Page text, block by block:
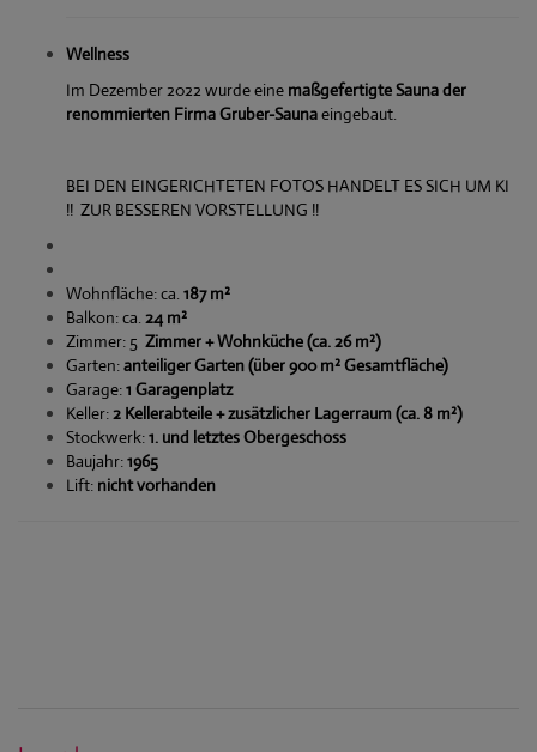
Wellness
Im Dezember 2022 wurde eine maßgefertigte Sauna der
renommierten Firma Gruber-Saunaeingebaut.
BEI DEN EINGERICHTETEN FOTOS HANDELT ES SICH UM KI
!! ZUR BESSEREN VORSTELLUNG !!
Wohnfläche: ca. 187 m²
Balkon: ca. 24 m²
Zimmer: 5 Zimmer + Wohnküche (ca. 26 m²)
Garten:anteiliger Garten (über 900 m² Gesamtfläche)
Garage:1 Garagenplatz
Keller:2 Kellerabteile + zusätzlicher Lagerraum (ca. 8 m²)
Stockwerk:1. und letztes Obergeschoss
Baujahr:1965
Lift: nicht vorhanden